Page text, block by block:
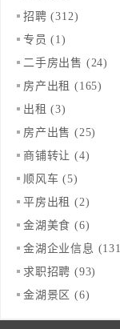
招聘 (312)
专员 (1)
二手房出售 (24)
房产出租 (165)
出租 (3)
房产出售 (25)
商铺转让 (4)
顺风车 (5)
平房出租 (2)
金湖美食 (6)
金湖企业信息
求职招聘 (93)
金湖景区 (6)